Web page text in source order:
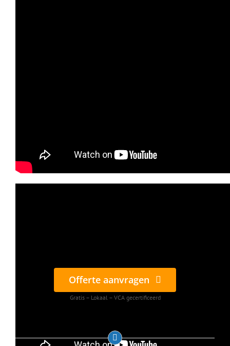
Offerte aanvragen
Gratis – Lokaal – VCA gecertificeerd